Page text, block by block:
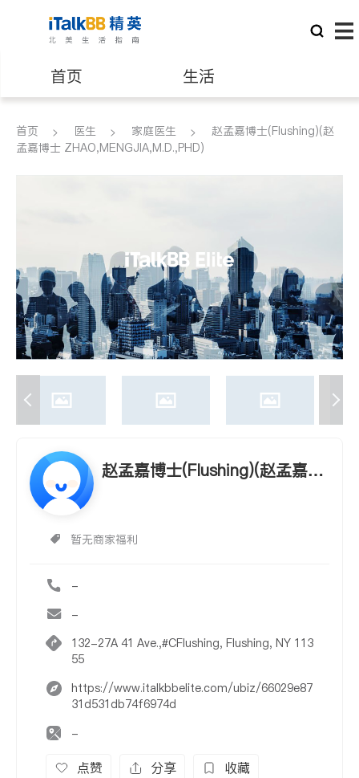
首页 生活
医生 律师
养老 非盈利组织
首页 医生 家庭医生
赵孟嘉博士(Flushing)(赵
孟嘉博士 ZHAO,MENGJIA,M.D.,PHD)
赵孟嘉博士(Flushing)(赵孟嘉博
暂无商家福利
-
-
132-27A 41 Ave.,#CFlushing, Flushing, NY 113
55
https://www.italkbbelite.com/ubiz/66029e87
31d531db74f6974d
-
点赞 分享 收藏